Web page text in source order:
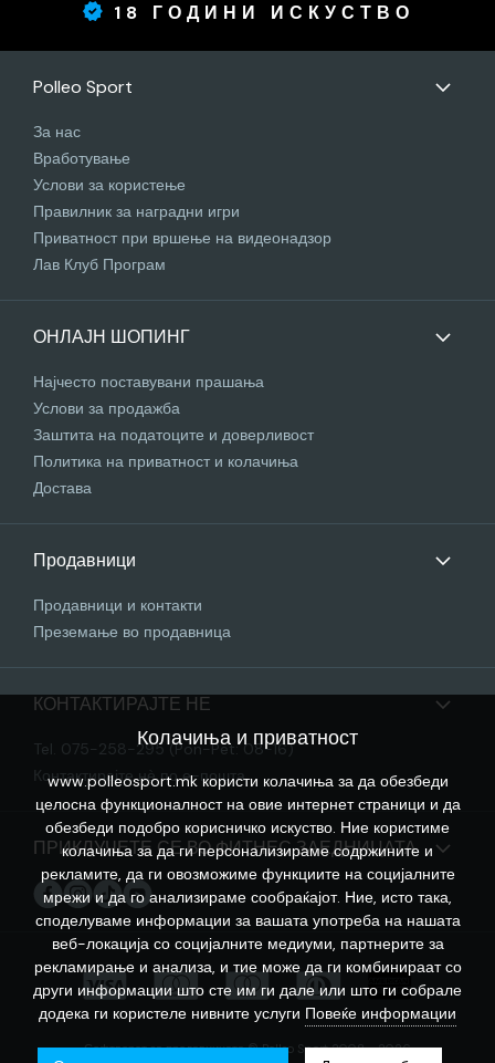
18 ГОДИНИ ИСКУСТВО
Polleo Sport
За нас
Вработување
Услови за користење
Правилник за наградни игри
Приватност при вршење на видеонадзор
Лав Клуб Програм
ОНЛАЈН ШОПИНГ
Најчесто поставувани прашања
Услови за продажба
Заштита на податоците и доверливост
Политика на приватност и колачиња
Достава
Продавници
Продавници и контакти
Преземање во продавница
КОНТАКТИРАЈТЕ НЕ
Tel. 075-258-295 (Pon-Pet: 08-16)
Контактирајте нѐ по е-пошта
ПРИКЛУЧЕТЕ СЕ ВО ФИТНЕС ЗАЕДНИЦАТА
Софтверот за продавницата © Polleo Sport 2008 - 2026
Колачиња и приватност
www.polleosport.mk користи колачиња за да обезбеди
целосна функционалност на овие интернет страници и да
обезбеди подобро корисничко искуство. Ние користиме
колачиња за да ги персонализираме содржините и
рекламите, да ги овозможиме функциите на социјалните
мрежи и да го анализираме сообраќајот. Ние, исто така,
споделуваме информации за вашата употреба на нашата
веб-локација со социјалните медиуми, партнерите за
рекламирање и анализа, и тие може да ги комбинираат со
други информации што сте им ги дале или што ги собрале
додека ги користеле нивните услуги Повеќе информации